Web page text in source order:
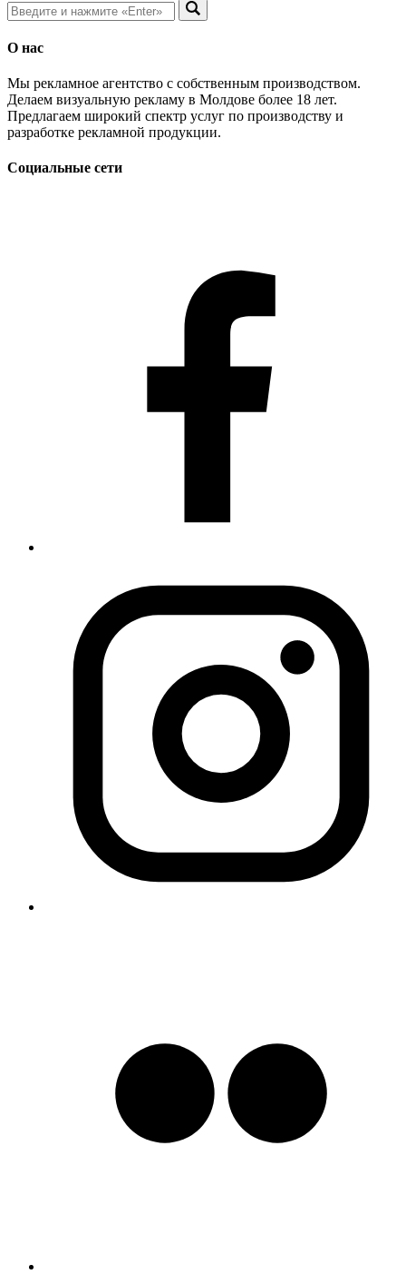
О нас
Мы рекламное агентство с собственным производством.
Делаем визуальную рекламу в Молдове более 18 лет.
Предлагаем широкий спектр услуг по производству и
разработке рекламной продукции.
Социальные сети